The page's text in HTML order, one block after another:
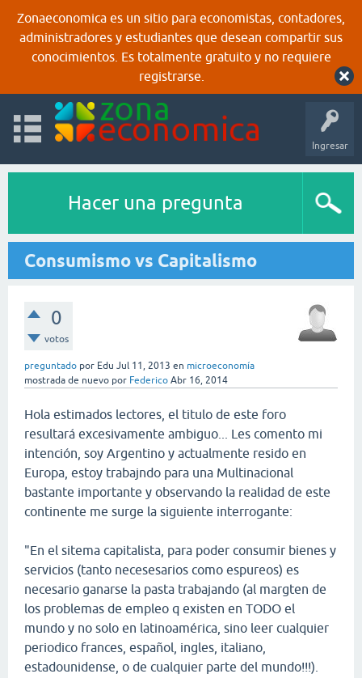
Zonaeconomica es un sitio para economistas, contadores,
administradores y estudiantes que desean compartir sus
conocimientos. Es totalmente gratuito y no requiere
registrarse.
Ingresar
Hacer una pregunta
Consumismo vs Capitalismo
0
votos
preguntado por Edu Jul 11, 2013 en microeconomía
mostrada de nuevo por Federico Abr 16, 2014
Hola estimados lectores, el titulo de este foro
resultará excesivamente ambiguo... Les comento mi
intención, soy Argentino y actualmente resido en
Europa, estoy trabajndo para una Multinacional
bastante importante y observando la realidad de este
continente me surge la siguiente interrogante:
"En el sitema capitalista, para poder consumir bienes y
servicios (tanto necesesarios como espureos) es
necesario ganarse la pasta trabajando (al margten de
los problemas de empleo q existen en TODO el
mundo y no solo en latinoamérica, sino leer cualquier
periodico frances, español, ingles, italiano,
estadounidense, o de cualquier parte del mundo!!!).